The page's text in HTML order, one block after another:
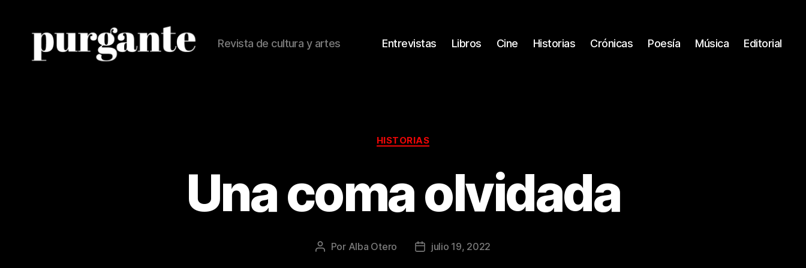
Revista de cultura y artes Entrevistas Libros Cine Historias Crónicas Poesía Música Editorial
Categorías
HISTORIAS
Una coma olvidada
Autor
Por Alba Otero
Fechajulio 19, 2022